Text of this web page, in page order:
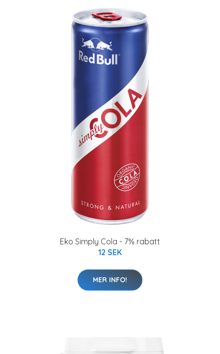
Eko Simply Cola - 7% rabatt
12 SEK
MER INFO!